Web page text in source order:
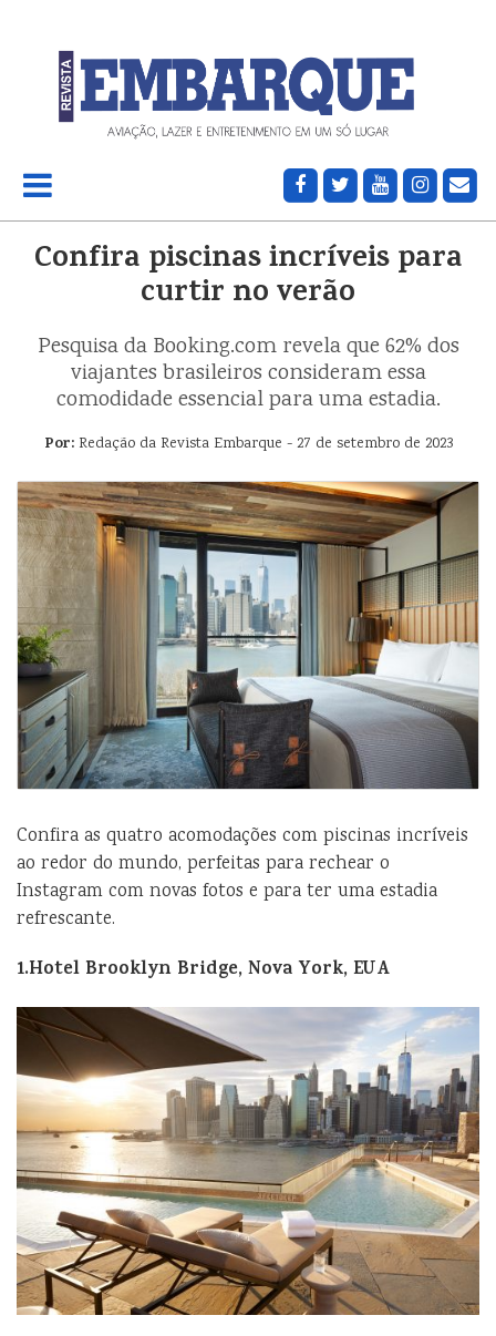
Confira piscinas incríveis para
curtir no verão
Pesquisa da Booking.com revela que 62% dos
viajantes brasileiros consideram essa
comodidade essencial para uma estadia.
Por:Redação da Revista Embarque - 27 de setembro de 2023
Confira as quatro acomodações com piscinas incríveis
ao redor do mundo, perfeitas para rechear o
Instagram com novas fotos e para ter uma estadia
refrescante.
1.Hotel Brooklyn Bridge, Nova York, EUA